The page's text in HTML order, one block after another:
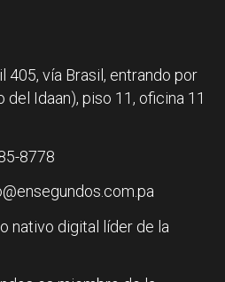
405, vía Brasil, entrando por
del Idaan), piso 11, oficina 11
8778
nativo digital líder de la